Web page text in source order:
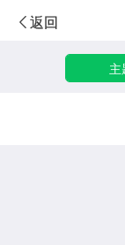
返回